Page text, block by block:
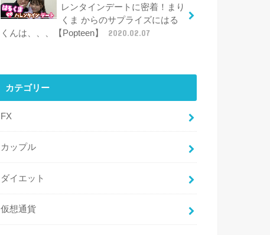
レンタインデートに密着！まり
くま からのサプライズにはる
くんは、、、【Popteen】
2020.02.07
カテゴリー
FX
カップル
ダイエット
仮想通貨